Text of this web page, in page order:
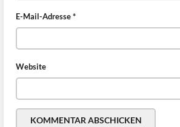
E-Mail-Adresse*
Website